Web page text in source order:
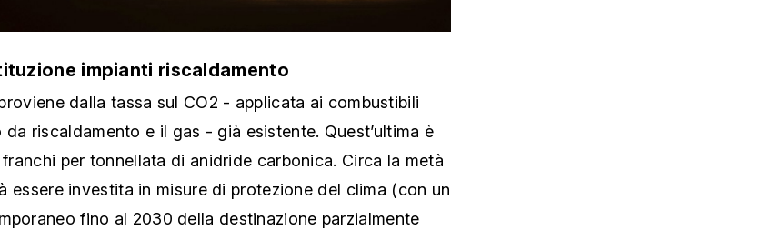
impianti riscaldamento
dalla tassa sul CO2 - applicata ai combustibili
da riscaldamento e il gas - già esistente. Quest’ultima è
per tonnellata di anidride carbonica. Circa la metà
essere investita in misure di protezione del clima (con un
fino al 2030 della destinazione parzialmente